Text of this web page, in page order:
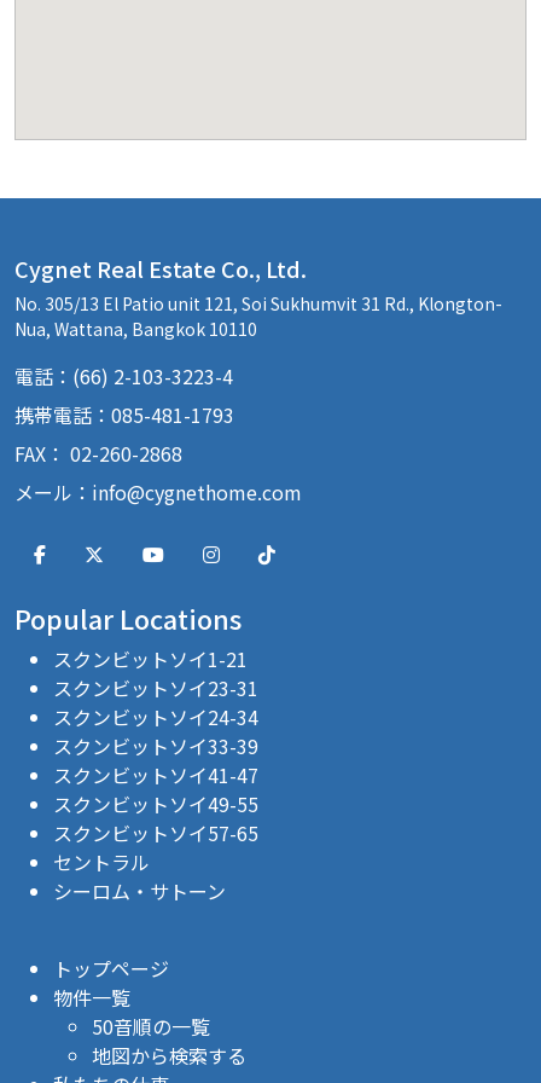
Cygnet Real Estate Co., Ltd.
No. 305/13 El Patio unit 121, Soi Sukhumvit 31 Rd., Klongton-
Nua, Wattana, Bangkok 10110
電話：(66) 2-103-3223-4
携帯電話：085-481-1793
FAX： 02-260-2868
メール： info@cygnethome.com
Popular Locations
スクンビットソイ1-21
スクンビットソイ23-31
スクンビットソイ24-34
スクンビットソイ33-39
スクンビットソイ41-47
スクンビットソイ49-55
スクンビットソイ57-65
セントラル
シーロム・サトーン
トップページ
物件一覧
50音順の一覧
地図から検索する